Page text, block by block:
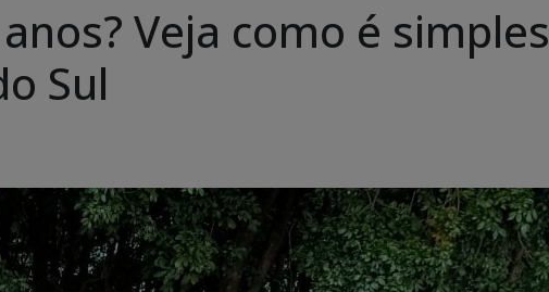
Veja como é simples
Sul